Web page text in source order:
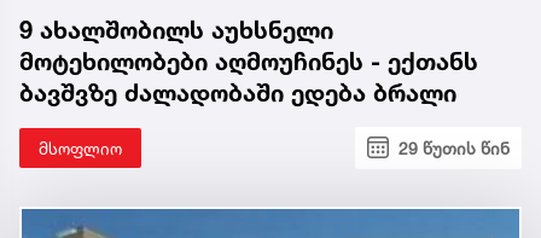
9 ახალშობილს აუხსნელი
მოტეხილობები აღმოუჩინეს - ექთანს
ბავშვზე ძალადობაში ედება ბრალი
მსოფლიო 29 წუთის წინ